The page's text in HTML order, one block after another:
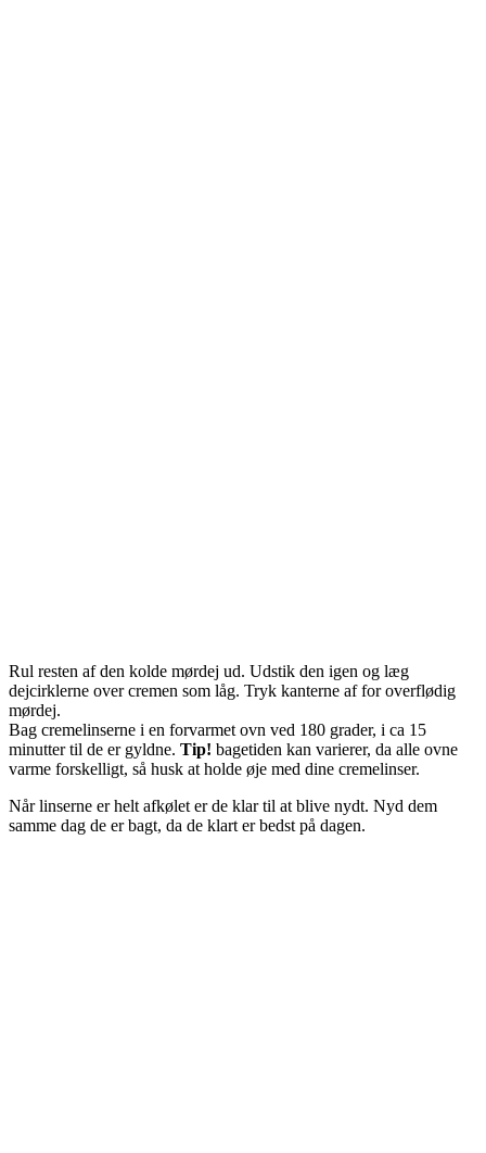
Rul resten af den kolde mørdej ud. Udstik den igen og læg
dejcirklerne over cremen som låg. Tryk kanterne af for overflødig
mørdej.
Bag cremelinserne i en forvarmet ovn ved 180 grader, i ca 15
minutter til de er gyldne. Tip! bagetiden kan varierer, da alle ovne
varme forskelligt, så husk at holde øje med dine cremelinser.
Når linserne er helt afkølet er de klar til at blive nydt. Nyd dem
samme dag de er bagt, da de klart er bedst på dagen.